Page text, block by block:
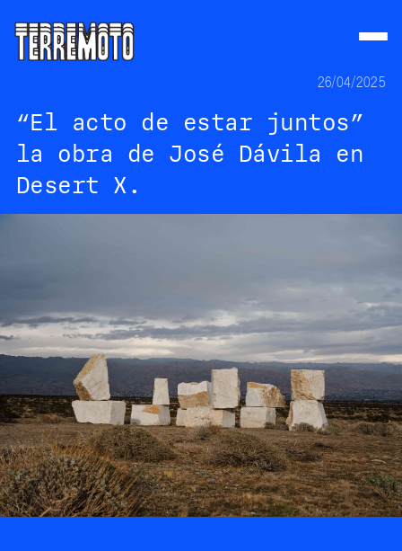
26/04/2025
“El acto de estar juntos”
la obra de José Dávila en
Desert X.